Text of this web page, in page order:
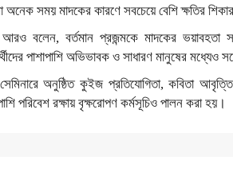
অনেক সময় মাদকের কারণে সবচেয়ে বেশি ক্ষতির
আরও বলেন, বর্তমান প্রজন্মকে মাদকের ভয়াবহতা
পাশাপাশি অভিভাবক ও সাধারণ মানুষের
অনুষ্ঠিত কুইজ প্রতিযোগিতা, কবিতা
পরিবেশ রক্ষায় বৃক্ষরোপণ কর্মসূচিও পালন করা হয়।